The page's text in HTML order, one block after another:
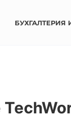
БУХГАЛТЕРИЯ